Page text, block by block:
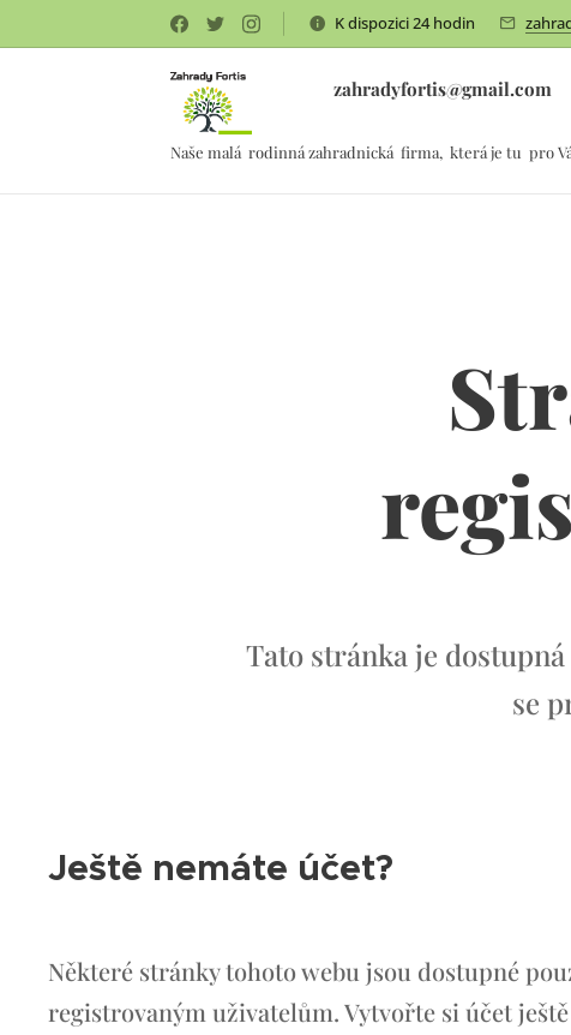
K dispozici 24 hodin
zahradyfortis@gmail.com
Naše malá rodinná zahradnická firma, která je tu pro
Tato stránka je
se
Ještě nemáte účet?
Některé stránky tohoto webu jsou dostupné
registrovaným uživatelům. Vytvořte si účet ještě